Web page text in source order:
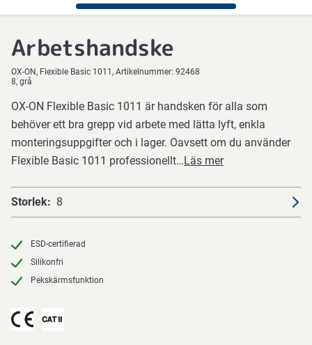
Arbetshandske
OX-ON Flexible Basic 1011 Artikelnummer: 92468
8, grå
OX-ON Flexible Basic 1011 är handsken för alla som
behöver ett bra grepp vid arbete med lätta lyft, enkla
monteringsuppgifter och i lager. Oavsett om du använder
Flexible Basic 1011 professionellt…Läs mer
Storlek 8
ESD-certifierad
Silikonfri
Pekskärmsfunktion